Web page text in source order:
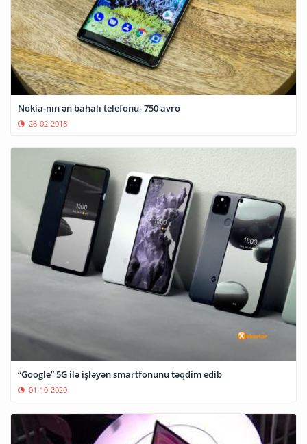
Nokia-nın ən bahalı telefonu- 750 avro
26-02-2018
“Google” 5G ilə işləyən smartfonunu təqdim edib
01-10-2020